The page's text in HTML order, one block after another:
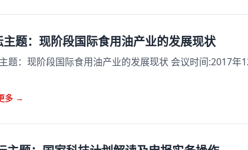
主题：现阶段国际食用油产业的发展现状
题：现阶段国际食用油产业的发展现状 会议时间:2017年
多 →